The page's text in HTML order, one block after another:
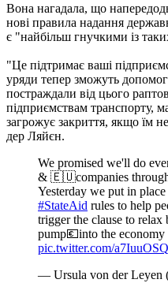
Вона нагадала, що
нові правила надання
є "найбільш гнучкими із
"Це підтримає ваші
уряди тепер зможуть
постраждали від цього
підприємствам транспорту,
загрожує закриття, якщо їм
дер Ляйєн.
We promised we'll do
& 🇪🇺companies through
Yesterday we put in
#StateAid rules to help
trigger the clause to relax
pump💶into the economy
pic.twitter.com/
— Ursula von der Leyen